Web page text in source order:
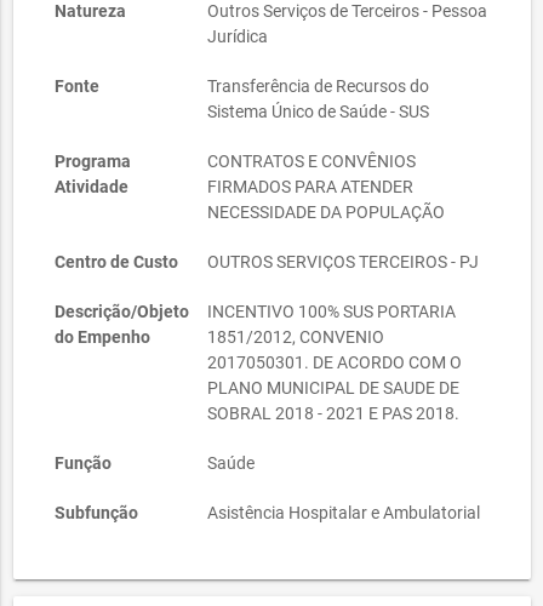
Natureza
Outros Serviços de Terceiros - Pessoa
Jurídica
Fonte
Transferência de Recursos do
Sistema Único de Saúde - SUS
Programa
Atividade
CONTRATOS E CONVÊNIOS
FIRMADOS PARA ATENDER
NECESSIDADE DA POPULAÇÃO
Centro de Custo OUTROS SERVIÇOS TERCEIROS - PJ
Descrição/Objeto
do Empenho
INCENTIVO 100% SUS PORTARIA
1851/2012, CONVENIO
2017050301. DE ACORDO COM O
PLANO MUNICIPAL DE SAUDE DE
SOBRAL 2018 - 2021 E PAS 2018.
Função Saúde
Subfunção Asistência Hospitalar e Ambulatorial